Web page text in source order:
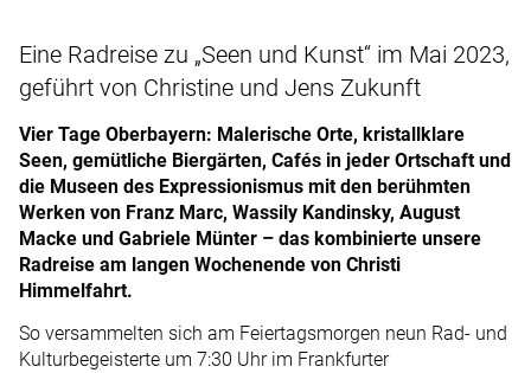
Eine Radreise zu „Seen und Kunst“ im Mai 2023,
geführt von Christine und Jens Zukunft
Vier Tage Oberbayern: Malerische Orte, kristallklare
Seen, gemütliche Biergärten, Cafés in jeder Ortschaft und
die Museen des Expressionismus mit den berühmten
Werken von Franz Marc, Wassily Kandinsky, August
Macke und Gabriele Münter – das kombinierte unsere
Radreise am langen Wochenende von Christi
Himmelfahrt.
So versammelten sich am Feiertagsmorgen neun Rad- und
Kulturbegeisterte um 7:30 Uhr im Frankfurter